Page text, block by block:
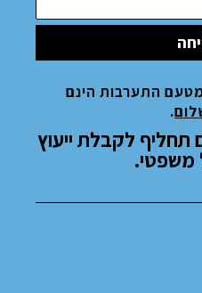
התערבות הינם
.
תחליף לקבלת ייעוץ
משפטי.